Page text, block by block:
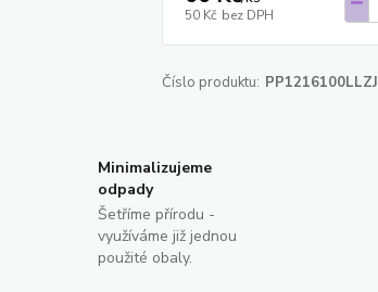
50 Kč bez DPH
Číslo produktu: PP1216100LLZJ
Minimalizujeme
odpady
Šetříme přírodu -
využíváme již jednou
použité obaly.